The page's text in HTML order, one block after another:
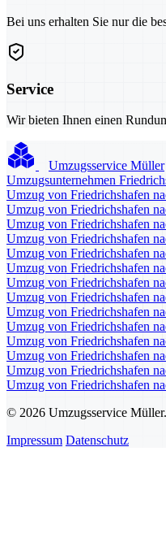
Bei uns erhalten Sie nur die
Service
Wir bieten Ihnen einen
Umzugsservice Müller
Umzugsunternehmen
Umzug von Friedrichshafen
Umzug von Friedrichshafen
Umzug von Friedrichshafen
Umzug von Friedrichshafen
Umzug von Friedrichshafen
Umzug von Friedrichshafen
Umzug von Friedrichshafen
Umzug von Friedrichshafen
Umzug von Friedrichshafen
Umzug von Friedrichshafen
Umzug von Friedrichshafen
Umzug von Friedrichshafen
Umzug von Friedrichshafen
Umzug von Friedrichshafen
© 2026 Umzugsservice
Impressum Datenschutz